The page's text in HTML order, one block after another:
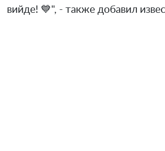
вийде! 💙", - также добавил